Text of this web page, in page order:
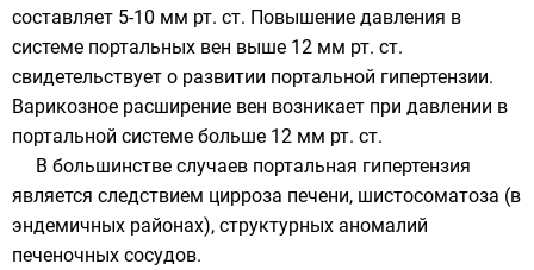
составляет 5-10 мм рт. ст. Повышение давления в
системе портальных вен выше 12 мм рт. ст.
свидетельствует о развитии портальной гипертензии.
Варикозное расширение вен возникает при давлении в
портальной системе больше 12 мм рт. ст.
В большинстве случаев портальная гипертензия
является следствием цирроза печени, шистосоматоза (в
эндемичных районах), структурных аномалий
печеночных сосудов.